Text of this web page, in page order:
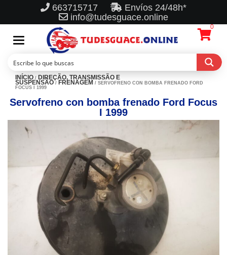
663715717
Envíos 24/48h*
info@tudesguace.online
Toggle
navigation
0
INÍCIO / DIREÇÃO, TRANSMISSÃO E
SUSPENSÃO / FRENAGEM / SERVOFRENO CON BOMBA FRENADO FORD
FOCUS I 1999
Servofreno con bomba frenado Ford Focus
I 1999